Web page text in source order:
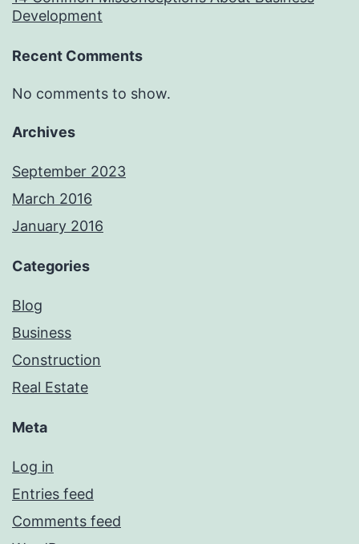
Development
Recent Comments
No comments to show.
Archives
September 2023
March 2016
January 2016
Categories
Blog
Business
Construction
Real Estate
Meta
Log in
Entries feed
Comments feed